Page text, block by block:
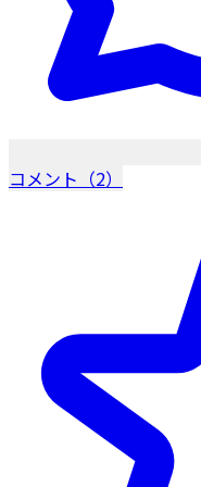
コメント（2）